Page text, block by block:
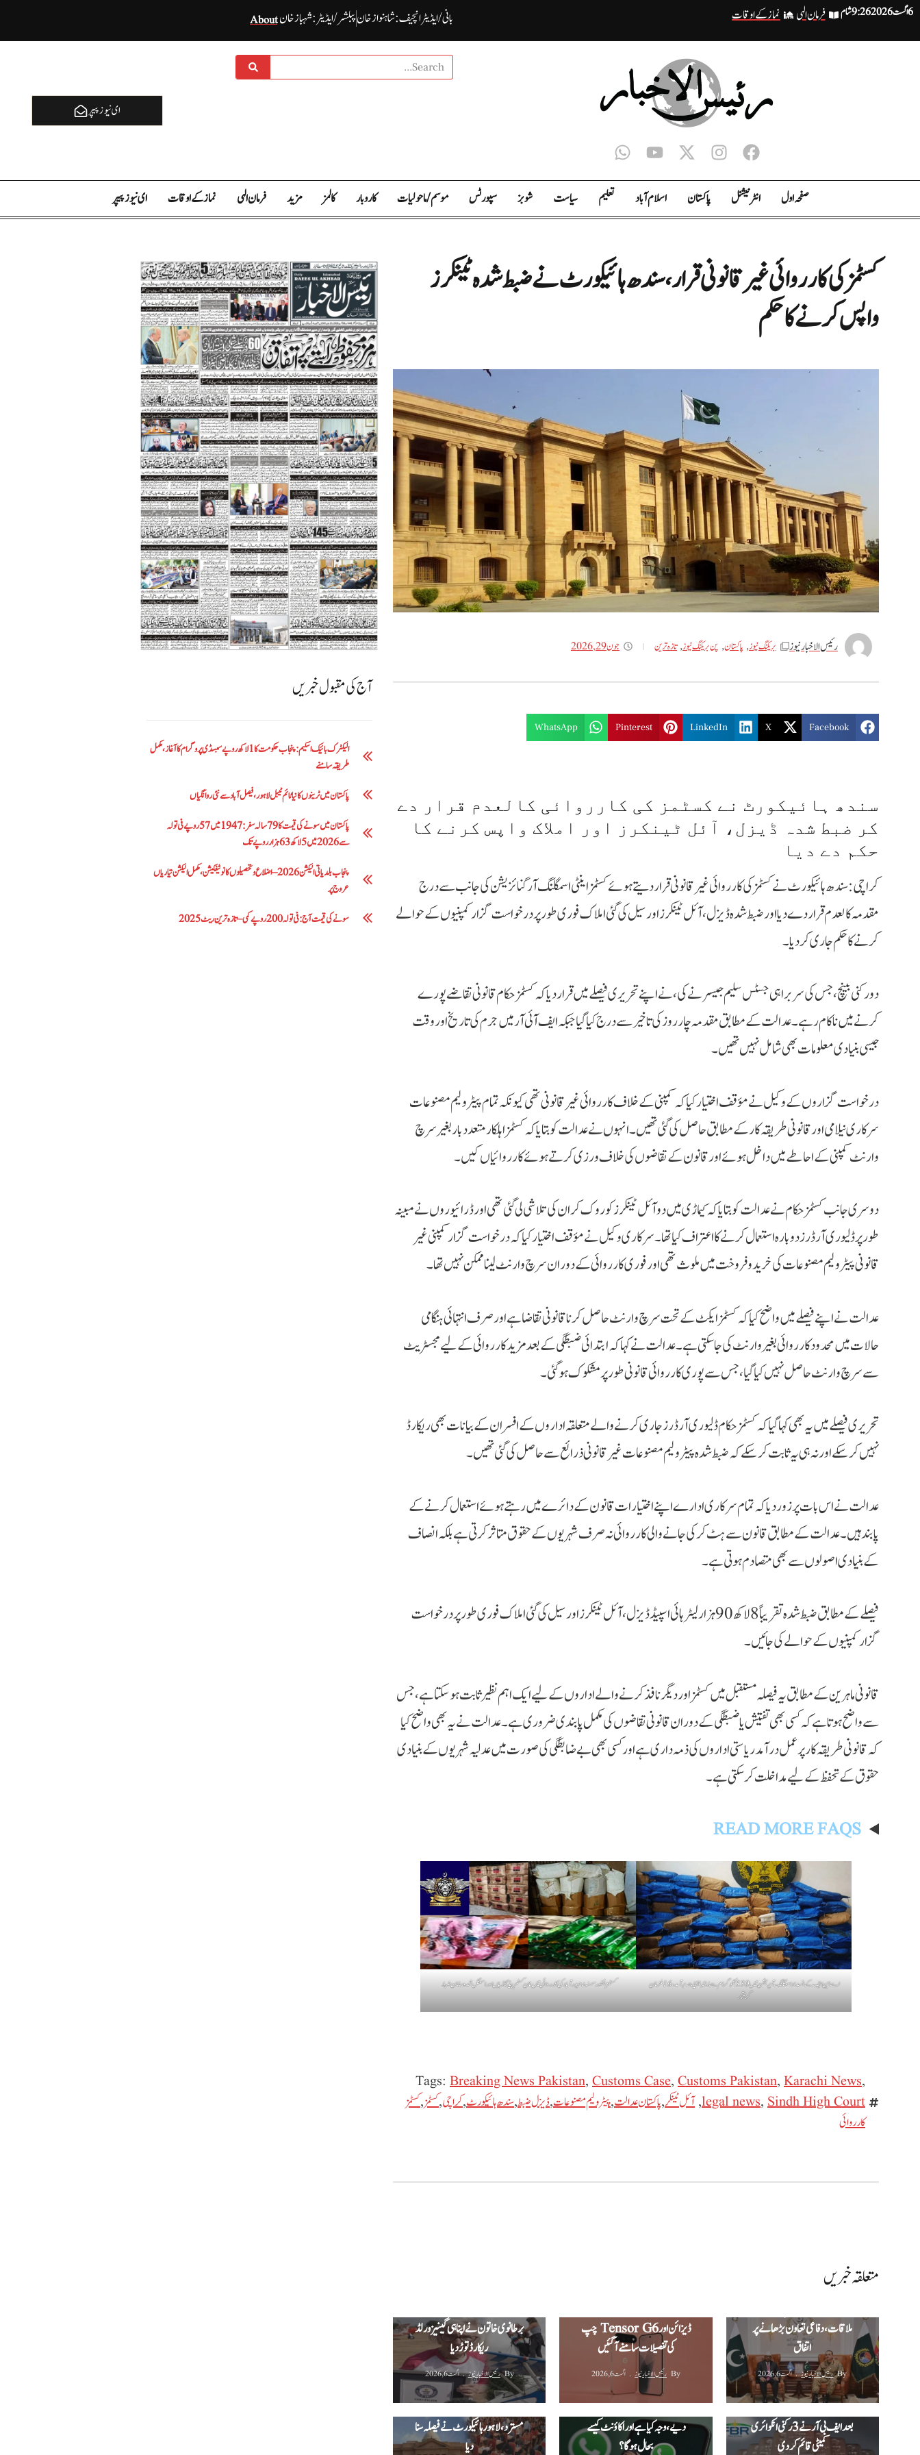
6 اگست 2026 9:26 شام فرمان الہی نماز کے اوقات بانی / ایڈیٹرانچیف : شاہنواز خانپبلشر/ ایڈیٹر : شہباز خانAbout
ای نيوز پیپر
صفحہ اول انٹر نیشنل پاکستان اسلام آباد تعلیم سیاست شوبز سپورٹس موسم / ما حولیات کاروبار کالمز مزید فرمان الہی نماز کے اوقات ای نيوز پیپر
کسٹمز کی کارروائی غیر قانونی قرار، سندھ ہائیکورٹ نے ضبط شدہ ٹینکرز
واپس کرنے کا حکم
رئیس الاخبار نیوز بریکنگ نیوز, پاکستان, پن بریکنگ نیوز,تازه ترین جون 29, 2026
Facebook
X
LinkedIn
Pinterest
WhatsApp
سندھ ہائیکورٹ نے کسٹمز کی کارروائی کالعدم قرار دے
کر ضبط شدہ ڈیزل، آئل ٹینکرز اور املاک واپس کرنے کا
حکم دے دیا
کراچی: سندھ ہائیکورٹ نے کسٹمز کی کارروائی غیر قانونی قرار دیتے ہوئے کسٹمز اینٹی اسمگلنگ آرگنائزیشن کی جانب سے درج
مقدمہ کالعدم قرار دے دیا اور ضبط شدہ ڈیزل، آئل ٹینکرز اور سیل کی گئی املاک فوری طور پر درخواست گزار کمپنیوں کے حوالے
کرنے کا حکم جاری کر دیا۔
دو رکنی بینچ، جس کی سربراہی جسٹس سلیم جیسر نے کی، نے اپنے تحریری فیصلے میں قرار دیا کہ کسٹمز حکام قانونی تقاضے پورے
کرنے میں ناکام رہے۔ عدالت کے مطابق مقدمہ چار روز کی تاخیر سے درج کیا گیا جبکہ ایف آئی آر میں جرم کی تاریخ اور وقت
جیسی بنیادی معلومات بھی شامل نہیں تھیں۔
درخواست گزاروں کے وکیل نے مؤقف اختیار کیا کہ کمپنی کے خلاف کارروائی غیر قانونی تھی کیونکہ تمام پیٹرولیم مصنوعات
سرکاری نیلامی اور قانونی طریقہ کار کے مطابق حاصل کی گئی تھیں۔ انہوں نے عدالت کو بتایا کہ کسٹمز اہلکار متعدد بار بغیر سرچ
وارنٹ کمپنی کے احاطے میں داخل ہوئے اور قانون کے تقاضوں کی خلاف ورزی کرتے ہوئے کارروائیاں کیں۔
دوسری جانب کسٹمز حکام نے عدالت کو بتایا کہ کیماڑی میں دو آئل ٹینکرز کو روک کر ان کی تلاشی لی گئی تھی اور ڈرائیوروں نے مبینہ
طور پر ڈلیوری آرڈرز دوبارہ استعمال کرنے کا اعتراف کیا تھا۔ سرکاری وکیل نے مؤقف اختیار کیا کہ درخواست گزار کمپنی غیر
قانونی پیٹرولیم مصنوعات کی خرید و فروخت میں ملوث تھی اور فوری کارروائی کے دوران سرچ وارنٹ لینا ممکن نہیں تھا۔
عدالت نے اپنے فیصلے میں واضح کیا کہ کسٹمز ایکٹ کے تحت سرچ وارنٹ حاصل کرنا قانونی تقاضا ہے اور صرف انتہائی ہنگامی
حالات میں محدود کارروائی بغیر وارنٹ کی جا سکتی ہے۔ عدالت نے کہا کہ ابتدائی ضبطگی کے بعد مزید کارروائی کے لیے مجسٹریٹ
سے سرچ وارنٹ حاصل نہیں کیا گیا، جس سے پوری کارروائی قانونی طور پر مشکوک ہو گئی۔
تحریری فیصلے میں یہ بھی کہا گیا کہ کسٹمز حکام ڈلیوری آرڈرز جاری کرنے والے متعلقہ اداروں کے افسران کے بیانات بھی ریکارڈ
نہیں کر سکے اور نہ ہی یہ ثابت کر سکے کہ ضبط شدہ پیٹرولیم مصنوعات غیر قانونی ذرائع سے حاصل کی گئی تھیں۔
عدالت نے اس بات پر زور دیا کہ تمام سرکاری ادارے اپنے اختیارات قانون کے دائرے میں رہتے ہوئے استعمال کرنے کے
پابند ہیں۔ عدالت کے مطابق قانون سے ہٹ کر کی جانے والی کارروائی نہ صرف شہریوں کے حقوق متاثر کرتی ہے بلکہ انصاف
کے بنیادی اصولوں سے بھی متصادم ہوتی ہے۔
فیصلے کے مطابق ضبط شدہ تقریباً 8 لاکھ 90 ہزار لیٹر ہائی اسپیڈ ڈیزل، آئل ٹینکرز اور سیل کی گئی املاک فوری طور پر درخواست
گزار کمپنیوں کے حوالے کی جائیں۔
قانونی ماہرین کے مطابق یہ فیصلہ مستقبل میں کسٹمز اور دیگر نافذ کرنے والے اداروں کے لیے ایک اہم نظیر ثابت ہو سکتا ہے، جس
سے واضح ہوتا ہے کہ کسی بھی تفتیش یا ضبطگی کے دوران قانونی تقاضوں کی مکمل پابندی ضروری ہے۔ عدالت نے یہ بھی واضح کیا
کہ قانونی طریقہ کار پر عمل درآمد ریاستی اداروں کی ذمہ داری ہے اور کسی بھی بے ضابطگی کی صورت میں عدلیہ شہریوں کے بنیادی
حقوق کے تحفظ کے لیے مداخلت کر سکتی ہے۔
READ MORE FAQS
اے این ایف کے انسداد اسمگلنگ آپریشن میں 330 کلوگرام سے زائد منشیات برآمد، 16 ملزمان
گرفتار
کسٹمز انفورسمنٹ حیدرآباد کی کارروائی میں نان کسٹم پیڈ گاڑیاں اور اسمگل شدہ سامان ضبط
Tags: Breaking News Pakistan, Customs Case, Customs Pakistan, Karachi News,
legal news, Sindh High Court
,آئل ٹینکر,پاکستان عدالت,پیٹرولیم مصنوعات,ڈیزل ضبط,سندھ ہائیکورٹ,کراچی,کسٹمز,کسٹمز
کارروائی
متعلقہ خبریں
جی ایچ کیو میں صومالی وزیرِ دفاع کی
ملاقات، دفاعی تعاون بڑھانے پر
اتفاق
By رئیس الاخبار نیوز اگست 6, 2026
ڈیزائن اور Tensor G6 چپ
کی تفصیلات سامنے آ گئیں
By رئیس الاخبار نیوز اگست 6, 2026
برطانوی خاتون نے اپنا ہی گینیز ورلڈ
ریکارڈ توڑ دیا‬
By رئیس الاخبار نیوز اگست 6, 2026
‫400 کلو گرام چاندی چوری
اسکینڈل: وزیراعظم کی منظوری کے
بعد ایف بی آر نے 3 رکنی انکوائری
کمیٹی قائم کر دی‬
واٹس ایپ نے متعدد اکاؤنٹس اچانک
"Under Review” کر
دیے، وجہ کیا ہے اور اکاؤنٹ کیسے
بحال ہوگا؟
ایم ڈی کیٹ امتحان ملتوی درخواست
مسترد، لاہور ہائیکورٹ نے فیصلہ سنا
دیا
آج کی مقبول خبریں
الیکٹرک بائیک اسکیم: پنجاب حکومت کا1 لاکھ روپے سبسڈی پروگرام کا آغاز ،مکمل
طریقہ سامنے
پاکستان میں ٹرینوں کا نیا ٹائم ٹیبل لاہور، فیصل آباد سے نئی روانگیاں
پاکستان میں سونے کی قیمت کا 79 سالہ سفر: 1947 میں 57 روپے فی تولہ
سے 2026 میں 5 لاکھ 63 ہزار روپے تک
پنجاب بلدیاتی الیکشن 2026 – اضلاع و تحصیلوں کا نوٹیفکیشن، مکمل الیکشن تیاریاں
عروج پر
سونے کی قیمت آج: فی تولہ 200 روپے کمی – تازہ ترین ریٹ 2025